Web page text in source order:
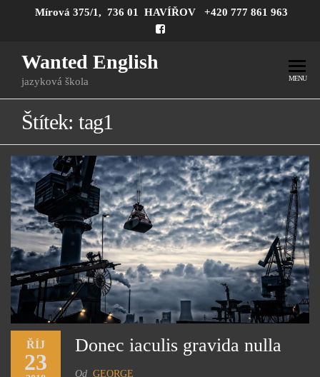
Mírová 375/1, 736 01 HAVÍŘOV +420 777 861 963
Wanted English
jazyková škola MENU
Štítek:tag1
ŘÍJ
23
Donec iaculis gravida nulla
Od GEORGE